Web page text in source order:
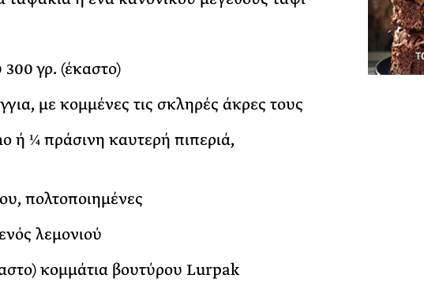
γρ. (έκαστο)
με κομμένες τις σκληρές άκρες τους
ή ¼ πράσινη καυτερή πιπεριά,
πολτοποιημένες
λεμονιού
κομμάτια βουτύρου Lurpak